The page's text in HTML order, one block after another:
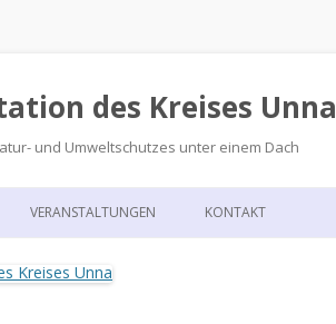
des Kreises Unna
und Umweltschutzes unter einem Dach
VERANSTALTUNGEN KONTAKT